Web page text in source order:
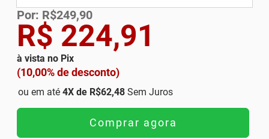
R$ 224,91
à vista no Pix
(10,00% de desconto)
Por: R$249,90
ou em até 4X de R$62,48 Sem Juros
Comprar agora